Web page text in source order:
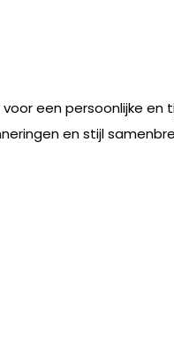
een persoonlijke en
en stijl